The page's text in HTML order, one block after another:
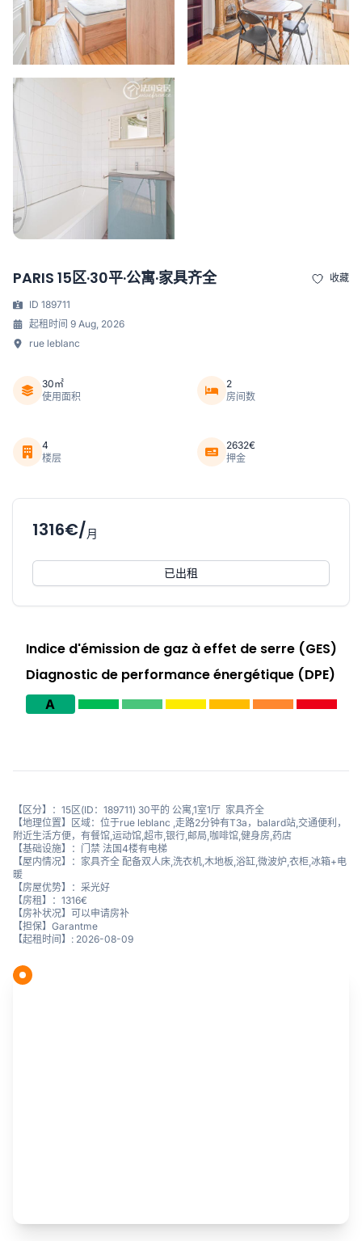
PARIS 15区·30平·公寓·家具齐全 收藏
ID 189711
起租时间 9 Aug, 2026
rue leblanc
30㎡
使用面积
2
房间数
4
楼层
2632€
押金
1316€/月
已出租
Indice d'émission de gaz à effet de serre (GES)
Diagnostic de performance énergétique (DPE)
A
【区分】：15区(ID：189711) 30平的 公寓,1室1厅 家具齐全
【地理位置】区域：位于rue leblanc ,走路2分钟有T3a，balard站,交通便利，
附近生活方便，有餐馆,运动馆,超市,银行,邮局,咖啡馆,健身房,药店
【基础设施】：门禁 法国4楼有电梯
【屋内情况】：家具齐全 配备双人床,洗衣机,木地板,浴缸,微波炉,衣柜,冰箱+电
暖
【房屋优势】：采光好
【房租】：1316€
【房补状况】可以申请房补
【担保】Garantme
【起租时间】: 2026-08-09